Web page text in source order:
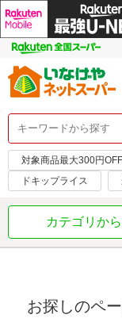
対象商品最大300円
ドキップライス
カテゴリか
お探しのペ